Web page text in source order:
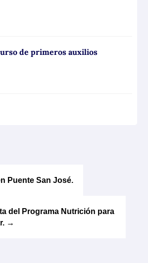
de primeros auxilios
Puente San José.
del Programa Nutrición para
→